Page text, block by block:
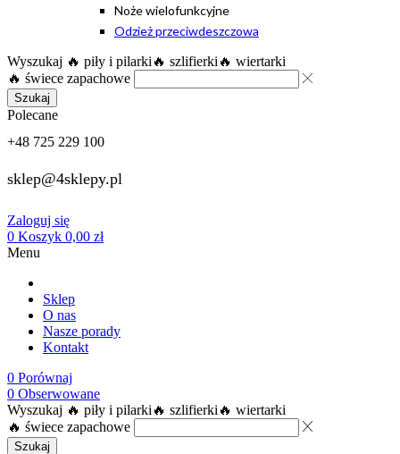
Noże wielofunkcyjne
Odzież przeciwdeszczowa
Wyszukaj 🔥 piły i pilarki 🔥 szlifierki 🔥 wiertarki
🔥 świece zapachowe
Szukaj
Polecane
+48 725 229 100
sklep@4sklepy.pl
Zaloguj się
0 Koszyk 0,00 zł
Menu
Sklep
O nas
Nasze porady
Kontakt
0 Porównaj
0 Obserwowane
Wyszukaj 🔥 piły i pilarki 🔥 szlifierki 🔥 wiertarki
🔥 świece zapachowe
Szukaj